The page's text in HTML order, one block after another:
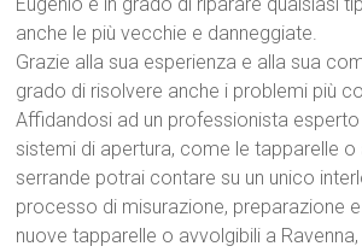
anche le più vecchie e danneggiate.
Grazie alla sua esperienza e alla sua
grado di risolvere anche i problemi più
Affidandosi ad un professionista
sistemi di apertura, come le tapparelle o
serrande potrai contare su un unico
processo di misurazione, preparazione
nuove tapparelle o avvolgibili a